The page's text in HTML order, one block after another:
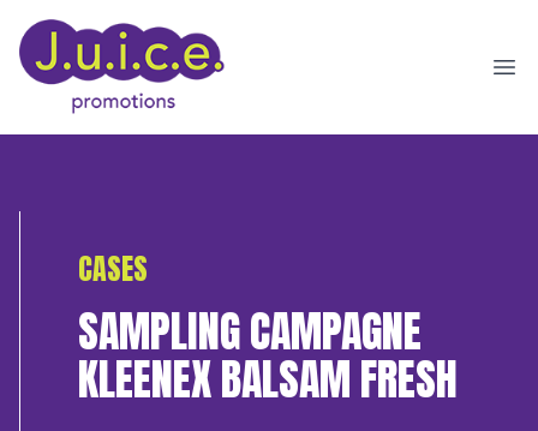
CASES
SAMPLING CAMPAGNE
KLEENEX BALSAM FRESH